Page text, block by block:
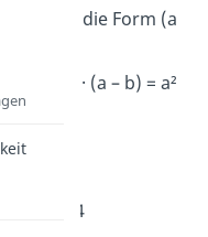
haben die Form (a
(a + b) · (a – b) = a²
ein:
und b = 4